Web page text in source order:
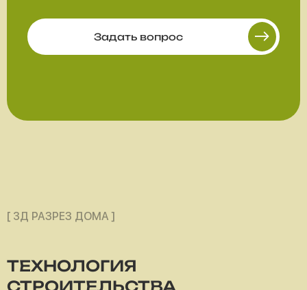
Задать вопрос
[ 3Д РАЗРЕЗ ДОМА ]
ТЕХНОЛОГИЯ
СТРОИТЕЛЬСТВА